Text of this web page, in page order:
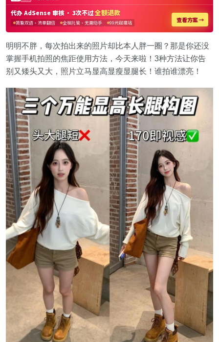
明明不胖，每次拍出来的照片却比本人胖一圈？那是你还没
掌握手机拍照的焦距使用方法，今天来啦！3种方法让你告
别又矮头又大，照片立马显高显瘦显腿长！谁拍谁漂亮！